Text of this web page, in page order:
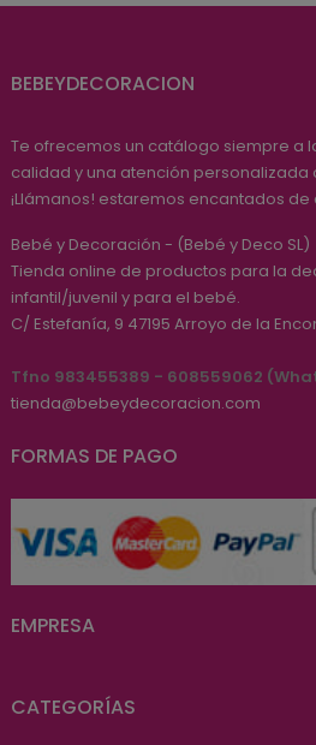
BEBEYDECORACION
Te ofrecemos un catálogo siempre a
calidad y una atención personalizada
¡Llámanos! estaremos encantados
Bebé y Decoración - (Bebé y Deco SL)
Tienda online de productos para la
infantil/juvenil y para el bebé.
C/ Estefanía, 9 47195 Arroyo de la
Tfno 983455389 - 608559062
tienda@bebeydecoracion.com
FORMAS DE PAGO
EMPRESA
CATEGORÍAS